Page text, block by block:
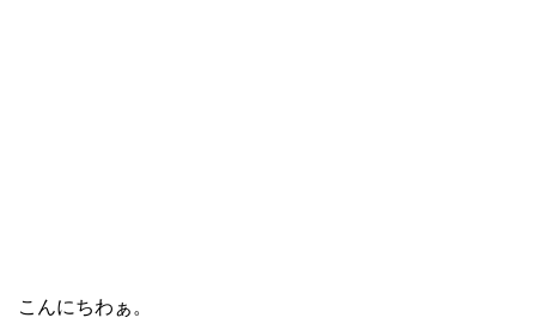
こんにちわぁ。